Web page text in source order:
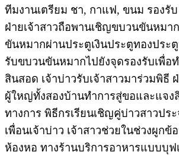
ทีมงานเตรียม ชา, กาแฟ, ขนม รองรั
ฝ่ายเจ้าสาวถือพานเชิญขบวนขันหมา
ขันหมากผ่านประตูเงินประตูทองประตู
รับขบวนขันหมากไปยังจุดรองรับเพื่อ
สินสอด เจ้าบ่าวรับเจ้าสาวมาร่วมพิธี
ผู้ใหญ่ทั้งสองบ้านทำการสู่ขอและแจง
ทางการ พิธีกรเรียนเชิญคู่บ่าวสาวปร
เพื่อนเจ้าบ่าว เจ้าสาวช่วยในช่วงผูกข้
ห้องหอ ทางร้านบริการอาหารแบบบุฟ